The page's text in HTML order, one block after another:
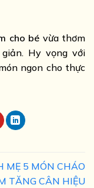
cho bé vừa thơm
Hy vọng với
ngon cho thực
MẸ 5 MÓN CHÁO
TĂNG CÂN HIỆU